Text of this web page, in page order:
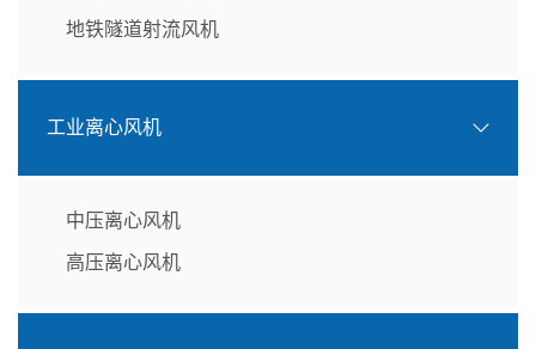
地铁隧道射流风机
工业离心风机
中压离心风机
高压离心风机